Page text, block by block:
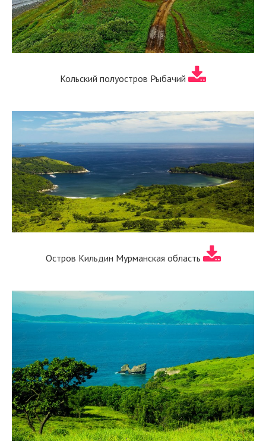
Кольский полуостров Рыбачий
Остров Кильдин Мурманская область